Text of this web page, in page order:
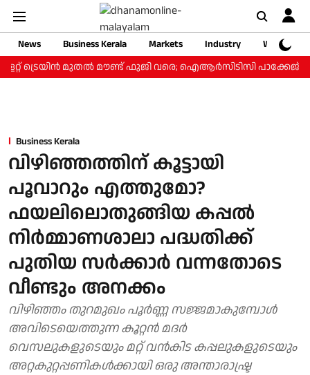
News Business Kerala Markets Industry
Web
ട്രെയിന്‍ മുതല്‍ മൗണ്ട് ഫുജി വരെ; ഐആര്‍സിടിസി പാക്കേജ്
Business Kerala
വിഴിഞ്ഞത്തിന് കൂട്ടായി
പൂവാറും എത്തുമോ?
ഫയലിലൊതുങ്ങിയ കപ്പല്‍
നിര്‍മ്മാണശാലാ പദ്ധതിക്ക്
പുതിയ സര്‍ക്കാര്‍ വന്നതോടെ
വീണ്ടും അനക്കം
വിഴിഞ്ഞം തുറമുഖം പൂര്‍ണ്ണ സജ്ജമാകുമ്പോള്‍
അവിടെയെത്തുന്ന കൂറ്റന്‍ മദര്‍
വെസലുകളുടെയും മറ്റ് വന്‍കിട കപ്പലുകളുടെയും
അറ്റകുറ്റപ്പണികള്‍ക്കായി ഒരു അന്താരാഷ്ട്ര